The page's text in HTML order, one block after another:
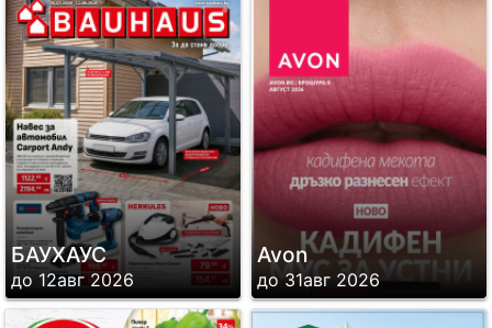
БАУХАУС
до 12авг 2026
Avon
до 31авг 2026